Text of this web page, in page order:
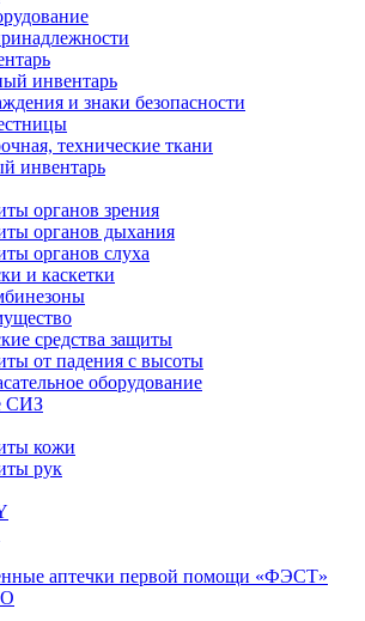
инвентарь
и знаки безопасности
технические ткани
инвентарь
органов зрения
органов дыхания
органов слуха
и каскетки
средства защиты
от падения с высоты
оборудование
СИЗ
кожи
рук
аптечки первой помощи «ФЭСТ»